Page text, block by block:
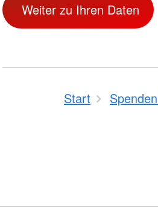
Weiter zu Ihren Daten
Start